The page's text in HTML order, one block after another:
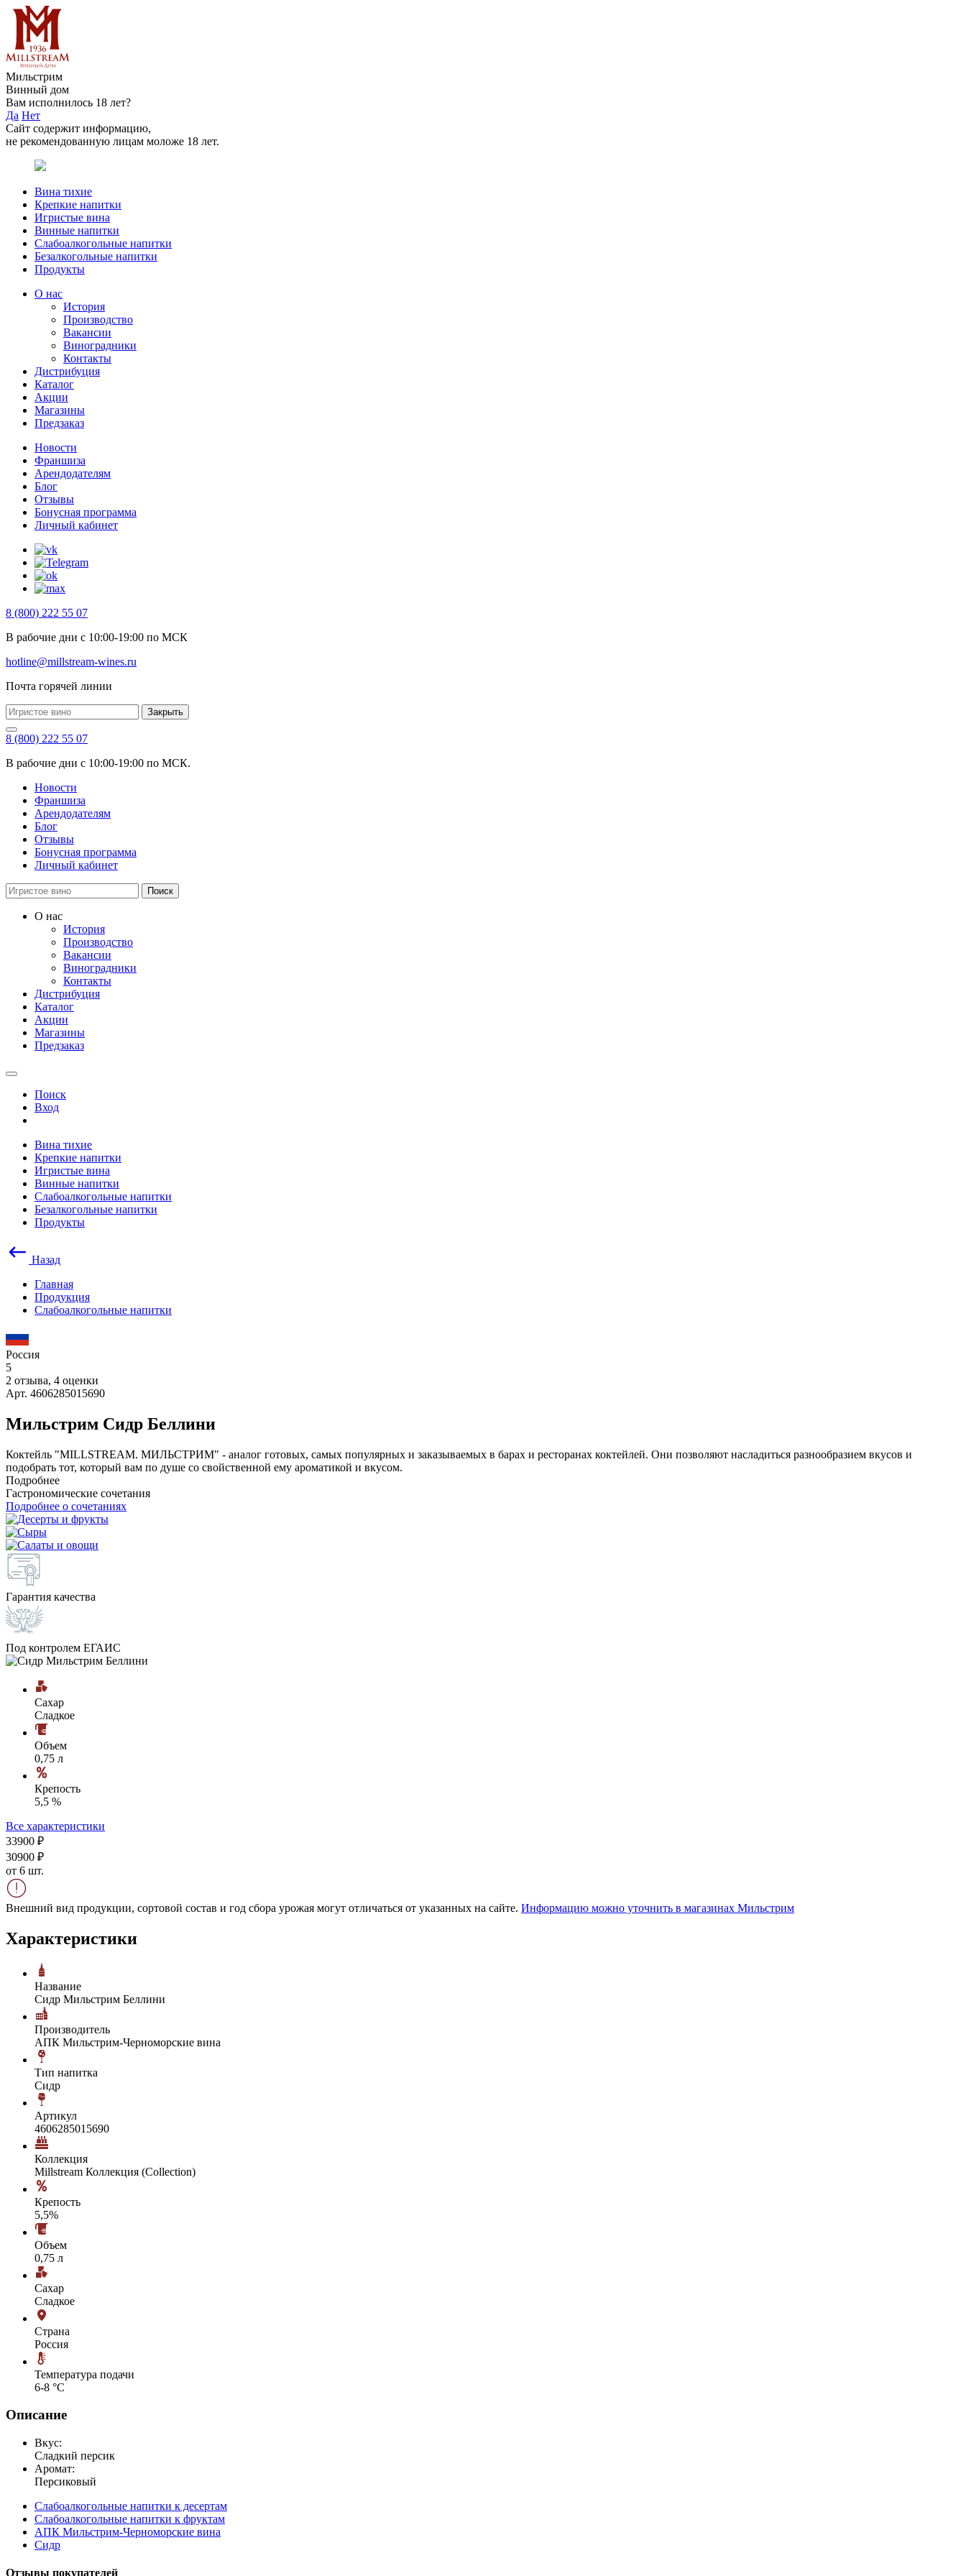
Мильстрим
Винный дом
Вам исполнилось 18 лет?
Да Нет
Сайт содержит информацию,
не рекомендованную лицам моложе 18 лет.
Вина тихие
Крепкие напитки
Игристые вина
Винные напитки
Слабоалкогольные напитки
Безалкогольные напитки
Продукты
О нас
История
Производство
Вакансии
Виноградники
Контакты
Дистрибуция
Каталог
Акции
Магазины
Предзаказ
Новости
Франшиза
Арендодателям
Блог
Отзывы
Бонусная программа
Личный кабинет
8 (800) 222 55 07
В рабочие дни с 10:00-19:00 по МСК
hotline@millstream-wines.ru
Почта горячей линии
Закрыть
8 (800) 222 55 07
В рабочие дни с 10:00-19:00 по МСК.
Новости
Франшиза
Арендодателям
Блог
Отзывы
Бонусная программа
Личный кабинет
Поиск
О нас
История
Производство
Вакансии
Виноградники
Контакты
Дистрибуция
Каталог
Акции
Магазины
Предзаказ
Поиск
Вход
Вина тихие
Крепкие напитки
Игристые вина
Винные напитки
Слабоалкогольные напитки
Безалкогольные напитки
Продукты
Назад
Главная
Продукция
Слабоалкогольные напитки
Россия
5
2 отзыва, 4 оценки
Арт. 4606285015690
Мильстрим Сидр Беллини
Коктейль "MILLSTREAM. МИЛЬСТРИМ" - аналог готовых, самых популярных и заказываемых в барах и ресторанах коктейлей. Они позволяют насладиться разнообразием вкусов и
подобрать тот, который вам по душе со свойственной ему ароматикой и вкусом.
Подробнее
Гастрономические сочетания
Подробнее о сочетаниях
Гарантия качества
Под контролем ЕГАИС
Сахар
Сладкое
Объем
0,75 л
Крепость
5,5 %
Все характеристики
33900 ₽
30900 ₽
от 6 шт.
Внешний вид продукции, сортовой состав и год сбора урожая могут отличаться от указанных на сайте. Информацию можно уточнить в магазинах Мильстрим
Характеристики
Название
Сидр Мильстрим Беллини
Производитель
АПК Мильстрим-Черноморские вина
Тип напитка
Сидр
Артикул
4606285015690
Коллекция
Millstream Коллекция (Collection)
Крепость
5,5%
Объем
0,75 л
Сахар
Сладкое
Страна
Россия
Температура подачи
6-8 °С
Описание
Вкус:
Сладкий персик
Аромат:
Персиковый
Слабоалкогольные напитки к десертам
Слабоалкогольные напитки к фруктам
АПК Мильстрим-Черноморские вина
Сидр
Отзывы покупателей